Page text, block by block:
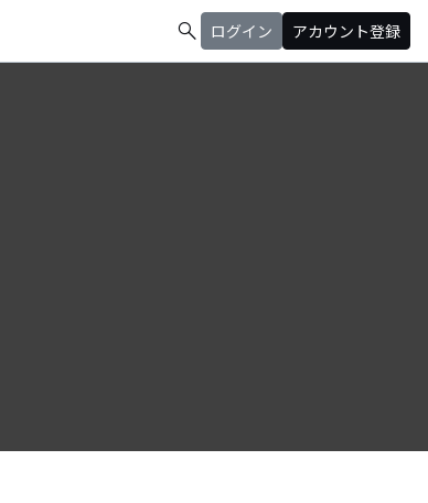
search ログイン アカウント登録